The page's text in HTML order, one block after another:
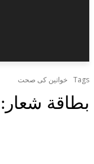
Tags خواتین کی صحت
بطاقة شعار: